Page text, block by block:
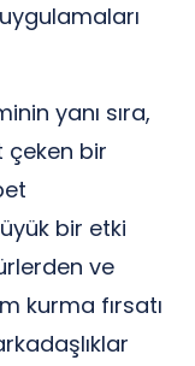
yanı sıra,
çeken bir
bir etki
ve
kurma fırsatı